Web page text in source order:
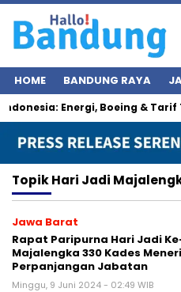
HOME BANDUNG RAYA
Energi, Boeing & Tarif
TopikHari Jadi
Jawa Barat
Rapat Paripurna Hari Jadi
Majalengka 330 Kades
Perpanjangan Jabatan
Minggu, 9 Juni 2024 - 02:49 WIB